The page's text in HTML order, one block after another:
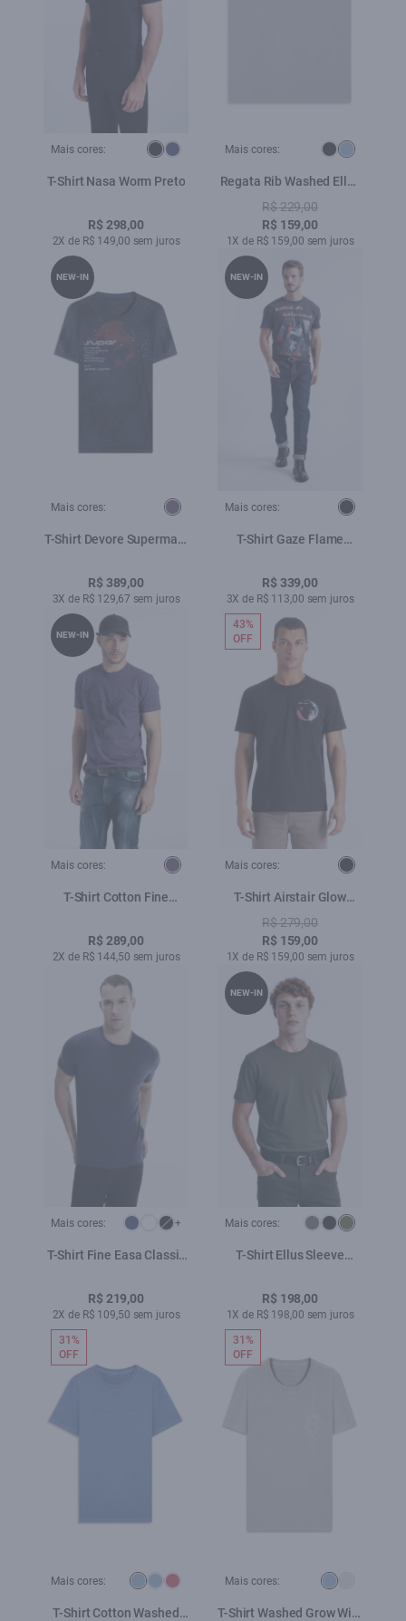
Mais cores:
T-Shirt Nasa Worm Preto
R$ 298,00
2X de R$ 149,00 sem juros
Mais cores:
Regata Rib Washed Ellus
Slim Azul Seco
R$ 229,00
R$ 159,00
1X de R$ 159,00 sem juros
Mais cores:
T-Shirt Devore Supermars
R$ 389,00
3X de R$ 129,67 sem juros
NEW-IN
Mais cores:
T-Shirt Gaze Flame
R$ 339,00
3X de R$ 113,00 sem juros
NEW-IN
Mais cores:
T-Shirt Cotton Fine
Purple Blue
R$ 289,00
2X de R$ 144,50 sem juros
NEW-IN
Mais cores:
T-Shirt Airstair Glow
Preto
R$ 279,00
R$ 159,00
1X de R$ 159,00 sem juros
43%
OFF
Mais cores: +
T-Shirt Fine Easa Classic
R$ 219,00
2X de R$ 109,50 sem juros
Mais cores:
T-Shirt Ellus Sleeve
R$ 198,00
1X de R$ 198,00 sem juros
NEW-IN
Mais cores:
T-Shirt Cotton Washed
31%
OFF
Mais cores:
T-Shirt Washed Grow Wild
31%
OFF